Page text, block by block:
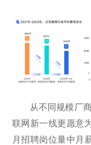
从不同规模厂
联网新一线更愿意
月招聘岗位量中月